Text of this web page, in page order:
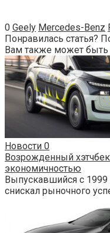
0 Geely Mercedes-Benz
Понравилась статья?
Вам также может быть
Новости 0
Возрожденный
экономичностью
Выпускавшийся с 1999
снискал рыночного